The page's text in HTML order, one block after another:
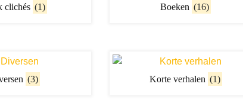
clichés (1) Boeken (16)
(3) Korte verhalen (1)